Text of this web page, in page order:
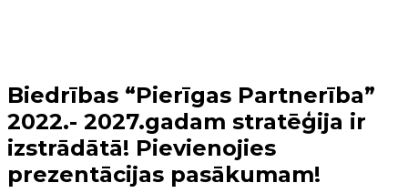
Biedrības “Pierīgas Partnerība”
2022.- 2027.gadam stratēģija ir
izstrādātā! Pievienojies
prezentācijas pasākumam!